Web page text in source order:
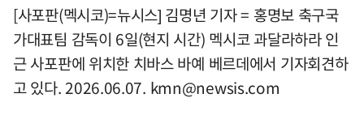
[사포판(멕시코)=뉴시스] 김명년 기자 = 홍명보 축구국
가대표팀 감독이 6일(현지 시간) 멕시코 과달라하라 인
근 사포판에 위치한 치바스 바예 베르데에서 기자회견하
고 있다. 2026.06.07. kmn@newsis.com